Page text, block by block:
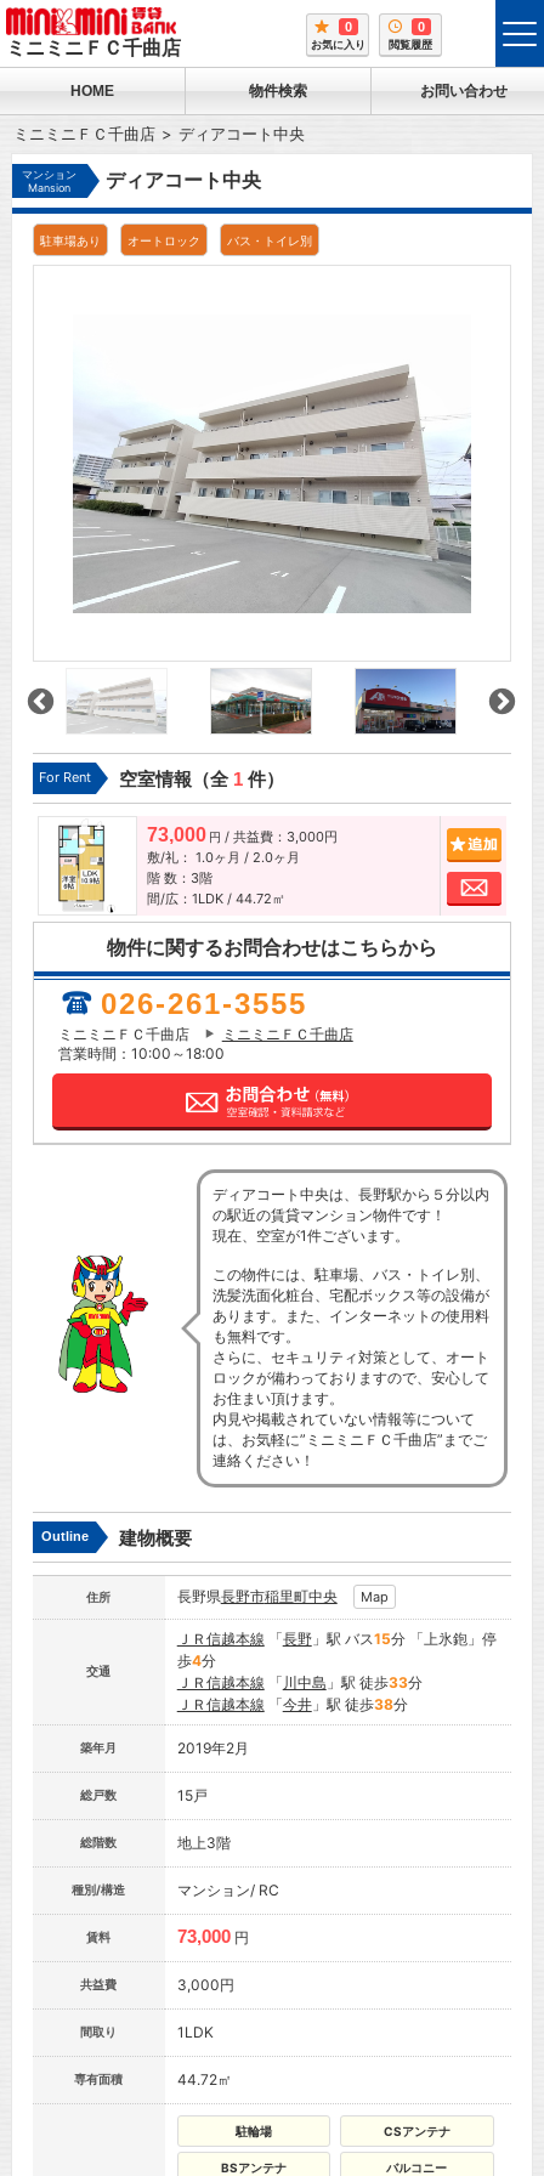
ミニミニＦＣ千曲店
0
お気に入り
0
閲覧履歴
HOME 物件検索 お問い合わせ
ミニミニＦＣ千曲店 ディアコート中央
マンション
Mansion
ディアコート中央
駐車場あり オートロック バス・トイレ別
For Rent 空室情報（全 1件）
73,000 円 / 共益費：3,000円
敷/礼： 1.0ヶ月 / 2.0ヶ月
階 数：3階
間/広：1LDK / 44.72㎡
お問
物件に関するお問合わせはこちらから
026-261-3555
ミニミニＦＣ千曲店
ミニミニＦＣ千曲店
営業時間：10:00～18:00
ディアコート中央は、長野駅から５分以内
の駅近の賃貸マンション物件です！
現在、空室が1件ございます。
この物件には、駐車場、バス・トイレ別、
洗髪洗面化粧台、宅配ボックス等の設備が
あります。また、インターネットの使用料
も無料です。
さらに、セキュリティ対策として、オート
ロックが備わっておりますので、安心して
お住まい頂けます。
内見や掲載されていない情報等について
は、お気軽に”ミニミニＦＣ千曲店”までご
連絡ください！
Outline 建物概要
住所 長野県長野市稲里町中央 Map
交通
ＪＲ信越本線 「長野」駅 バス15分 「上氷鉋」停
歩4分
ＪＲ信越本線 「 川中島 」駅 徒歩33分
ＪＲ信越本線 「今井」駅 徒歩38分
築年月 2019年2月
総戸数 15戸
総階数 地上3階
種別/構造 マンション/ RC
賃料 73,000 円
共益費 3,000円
間取り 1LDK
専有面積 44.72㎡
駐輪場 CSアンテナ
BSアンテナ バルコニー